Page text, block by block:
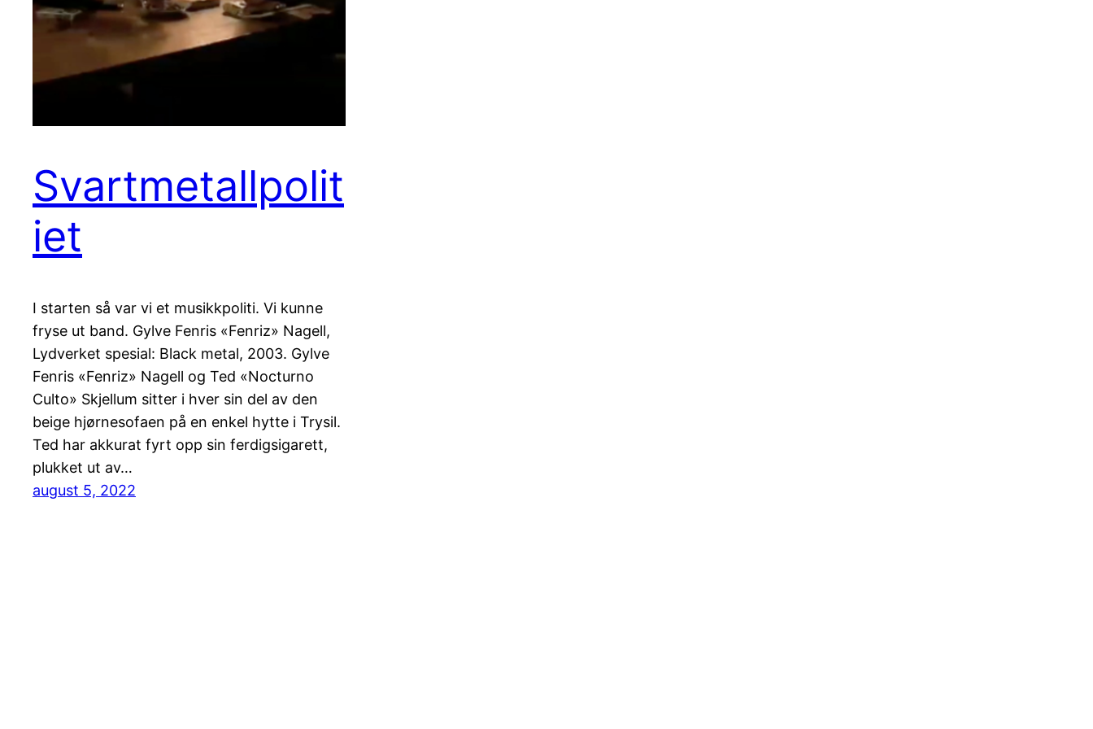
Svartmetallpolit
iet
I starten så var vi et musikkpoliti. Vi kunne
fryse ut band. Gylve Fenris «Fenriz» Nagell,
Lydverket spesial: Black metal, 2003. Gylve
Fenris «Fenriz» Nagell og Ted «Nocturno
Culto» Skjellum sitter i hver sin del av den
beige hjørnesofaen på en enkel hytte i Trysil.
Ted har akkurat fyrt opp sin ferdigsigarett,
plukket ut av…
august 5, 2022